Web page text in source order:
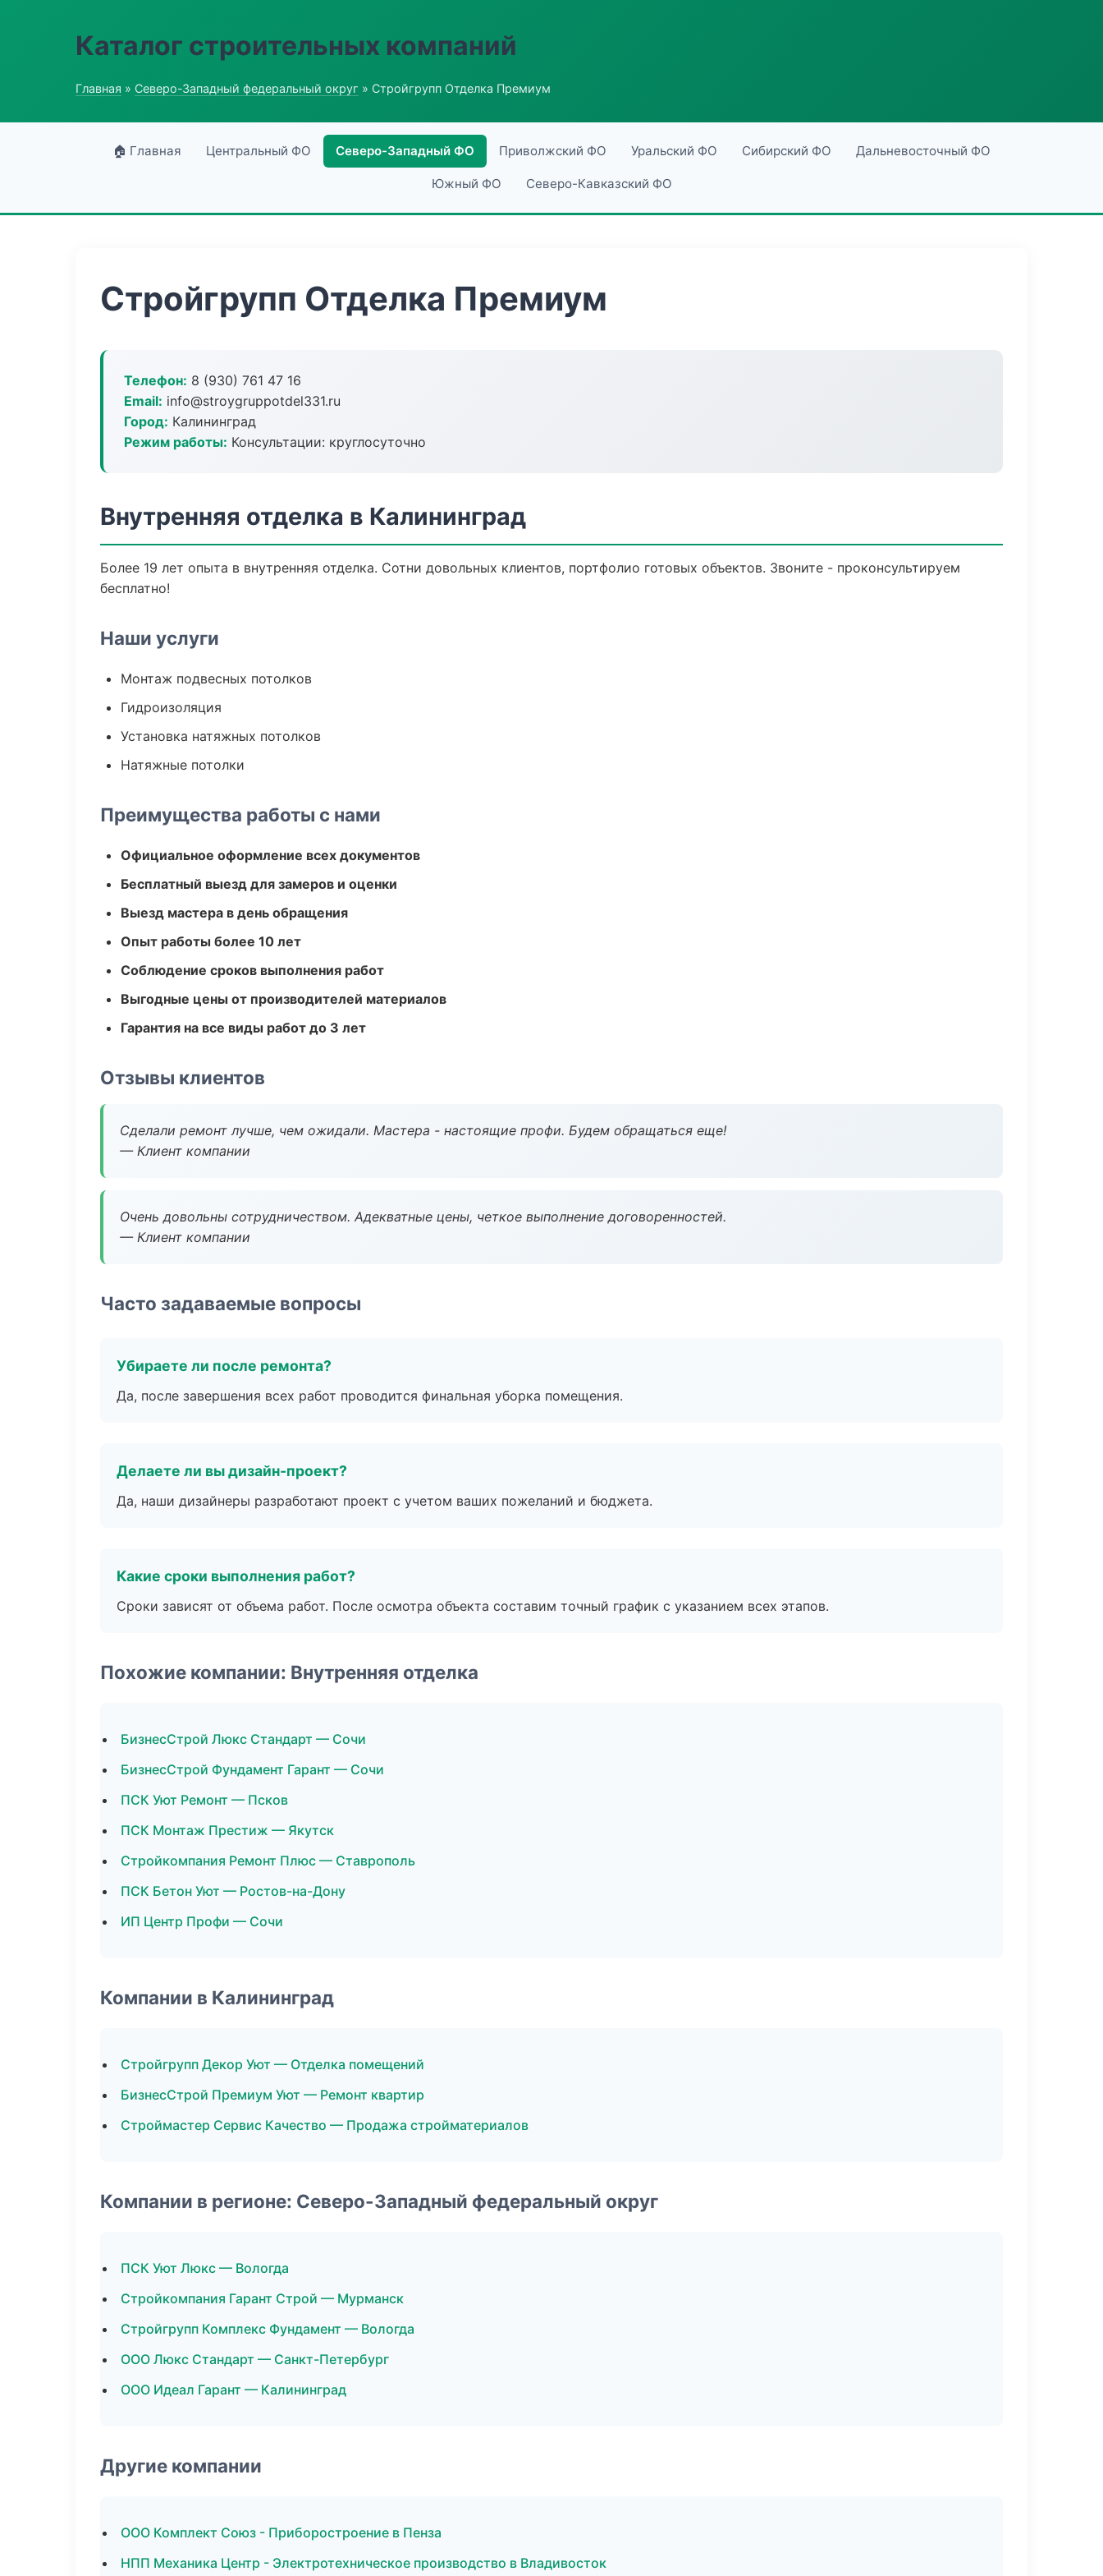
Каталог строительных компаний
Главная » Северо-Западный федеральный округ » Стройгрупп Отделка Премиум
🏠 Главная Центральный ФО Северо-Западный ФО Приволжский ФО Уральский ФО Сибирский ФО Дальневосточный ФО
Южный ФО Северо-Кавказский ФО
Стройгрупп Отделка Премиум
Телефон: 8 (930) 761 47 16
Email: info@stroygruppotdel331.ru
Город: Калининград
Режим работы: Консультации: круглосуточно
Внутренняя отделка в Калининград
Более 19 лет опыта в внутренняя отделка. Сотни довольных клиентов, портфолио готовых объектов. Звоните - проконсультируем
бесплатно!
Наши услуги
Монтаж подвесных потолков
Гидроизоляция
Установка натяжных потолков
Натяжные потолки
Преимущества работы с нами
Официальное оформление всех документов
Бесплатный выезд для замеров и оценки
Выезд мастера в день обращения
Опыт работы более 10 лет
Соблюдение сроков выполнения работ
Выгодные цены от производителей материалов
Гарантия на все виды работ до 3 лет
Отзывы клиентов
Сделали ремонт лучше, чем ожидали. Мастера - настоящие профи. Будем обращаться еще!
— Клиент компании
Очень довольны сотрудничеством. Адекватные цены, четкое выполнение договоренностей.
— Клиент компании
Часто задаваемые вопросы
Убираете ли после ремонта?
Да, после завершения всех работ проводится финальная уборка помещения.
Делаете ли вы дизайн-проект?
Да, наши дизайнеры разработают проект с учетом ваших пожеланий и бюджета.
Какие сроки выполнения работ?
Сроки зависят от объема работ. После осмотра объекта составим точный график с указанием всех этапов.
Похожие компании: Внутренняя отделка
БизнесСтрой Люкс Стандарт — Сочи
БизнесСтрой Фундамент Гарант — Сочи
ПСК Уют Ремонт — Псков
ПСК Монтаж Престиж — Якутск
Стройкомпания Ремонт Плюс — Ставрополь
ПСК Бетон Уют — Ростов-на-Дону
ИП Центр Профи — Сочи
Компании в Калининград
Стройгрупп Декор Уют — Отделка помещений
БизнесСтрой Премиум Уют — Ремонт квартир
Строймастер Сервис Качество — Продажа стройматериалов
Компании в регионе: Северо-Западный федеральный округ
ПСК Уют Люкс — Вологда
Стройкомпания Гарант Строй — Мурманск
Стройгрупп Комплекс Фундамент — Вологда
ООО Люкс Стандарт — Санкт-Петербург
ООО Идеал Гарант — Калининград
Другие компании
ООО Комплект Союз - Приборостроение в Пенза
НПП Механика Центр - Электротехническое производство в Владивосток